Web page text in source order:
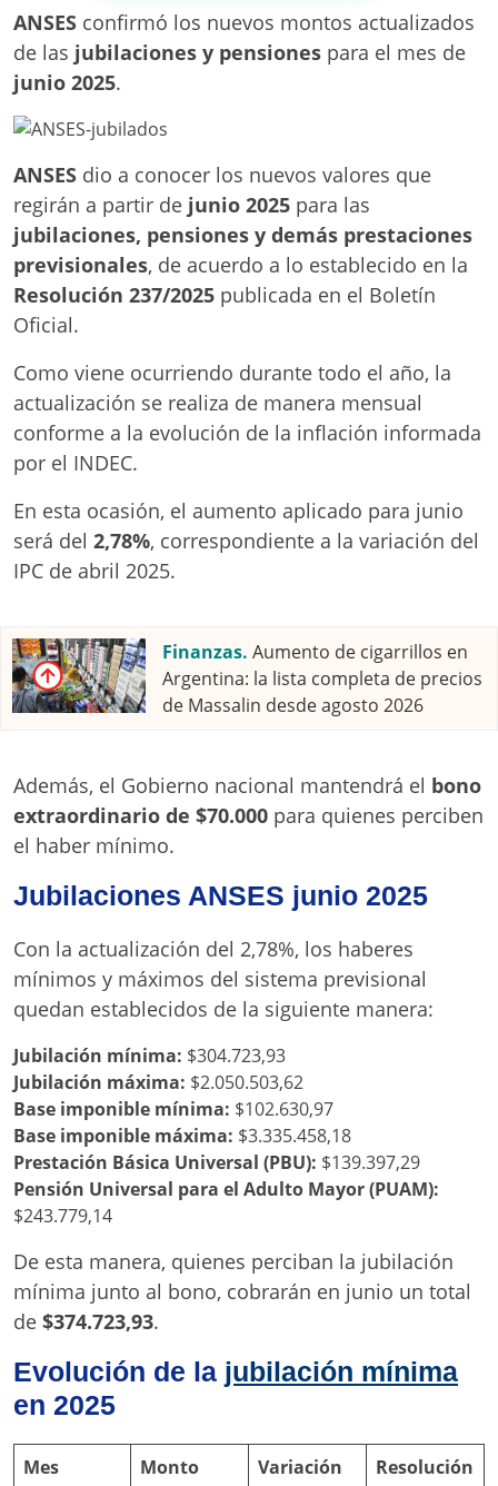
ANSES confirmó los nuevos montos actualizados
de las jubilaciones y pensiones para el mes de
junio 2025.
ANSES dio a conocer los nuevos valores que
regirán a partir de junio 2025 para las
jubilaciones, pensiones y demás prestaciones
previsionales, de acuerdo a lo establecido en la
Resolución 237/2025 publicada en el Boletín
Oficial.
Como viene ocurriendo durante todo el año, la
actualización se realiza de manera mensual
conforme a la evolución de la inflación informada
por el INDEC.
En esta ocasión, el aumento aplicado para junio
será del 2,78%, correspondiente a la variación del
IPC de abril 2025.
Finanzas. Aumento de cigarrillos en
Argentina: la lista completa de precios
de Massalin desde agosto 2026
Además, el Gobierno nacional mantendrá el bono
extraordinario de $70.000 para quienes perciben
el haber mínimo.
Jubilaciones ANSES junio 2025
Con la actualización del 2,78%, los haberes
mínimos y máximos del sistema previsional
quedan establecidos de la siguiente manera:
Jubilación mínima: $304.723,93
Jubilación máxima: $2.050.503,62
Base imponible mínima: $102.630,97
Base imponible máxima: $3.335.458,18
Prestación Básica Universal (PBU): $139.397,29
Pensión Universal para el Adulto Mayor (PUAM):
$243.779,14
De esta manera, quienes perciban la jubilación
mínima junto al bono, cobrarán en junio un total
de $374.723,93.
Evolución de la jubilación mínima
en 2025
Mes Monto Variación Resolución